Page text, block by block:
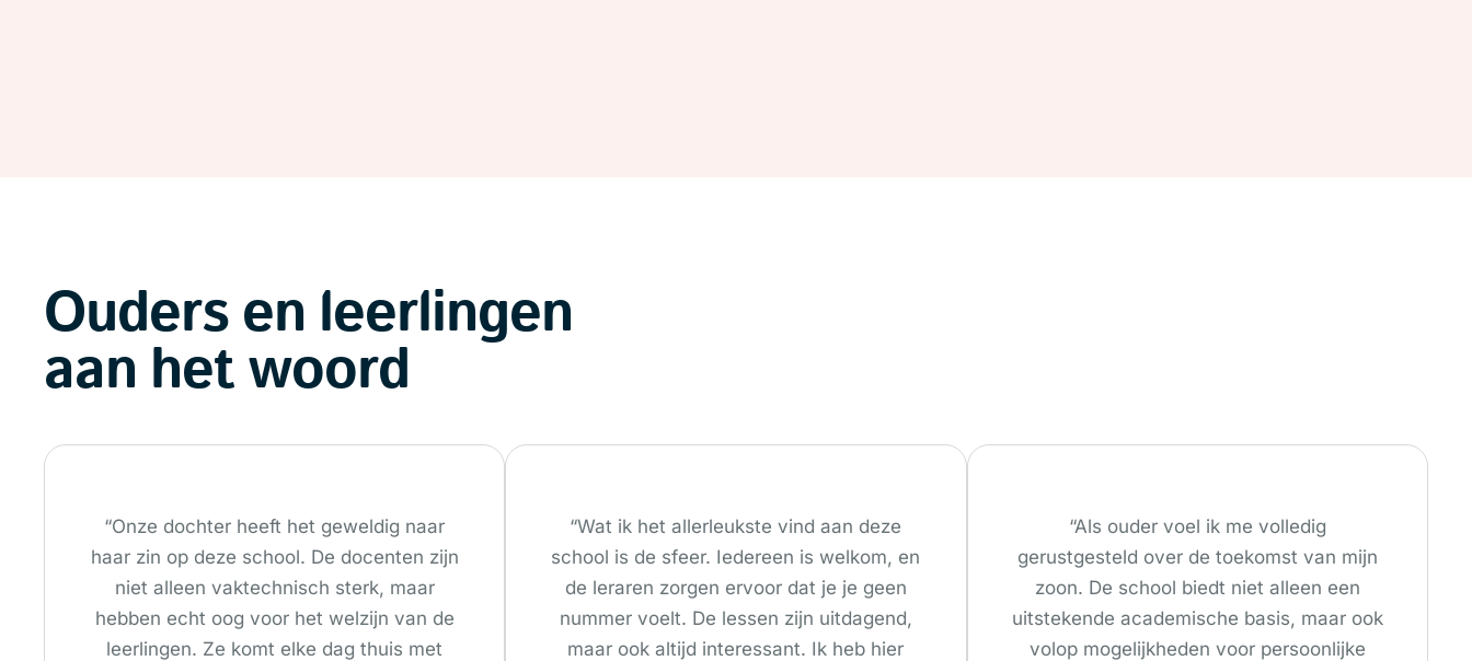
Ouders en leerlingen
aan het woord
“Onze dochter heeft het geweldig naar
haar zin op deze school. De docenten zijn
niet alleen vaktechnisch sterk, maar
hebben echt oog voor het welzijn van de
leerlingen. Ze komt elke dag thuis met
“Wat ik het allerleukste vind aan deze
school is de sfeer. Iedereen is welkom, en
de leraren zorgen ervoor dat je je geen
nummer voelt. De lessen zijn uitdagend,
maar ook altijd interessant. Ik heb hier
“Als ouder voel ik me volledig
gerustgesteld over de toekomst van mijn
zoon. De school biedt niet alleen een
uitstekende academische basis, maar ook
volop mogelijkheden voor persoonlijke